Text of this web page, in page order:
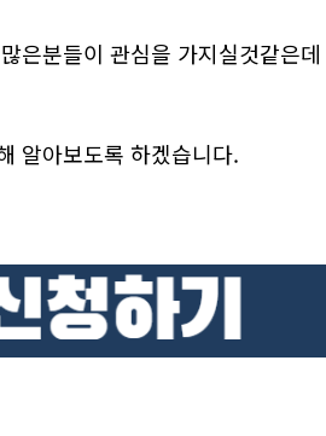
은분들이 관심을 가지실것같은데
알아보도록 하겠습니다.